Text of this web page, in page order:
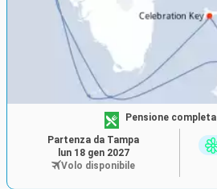
Pensione completa
Partenza da Tampa
lun 18 gen 2027
Volo disponibile